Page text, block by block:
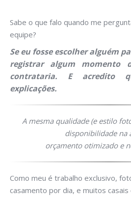
Sabe o que falo quando me
equipe?
Se eu fosse escolher alguém
registrar algum momento
contrataria. E acredito
explicações.
A mesma qualidade (e estilo
disponibilidade na
orçamento otimizado e
Como meu é trabalho exclusivo,
casamento por dia, e muitos casais